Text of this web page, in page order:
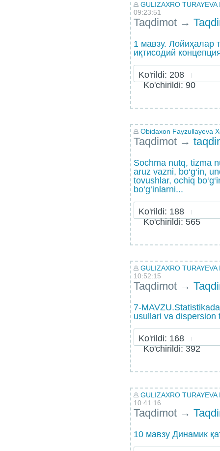
GULIZAXRO TURAYEVA
09:23:51
Taqdimot →
1 мавзу. Лойиҳалар
иқтисодий
Ko'rildi: 208
Ko'chirildi: 90
Obidaxon Fayzullayeva
Taqdimot →
Sochma nutq, tizma
aruz vazni, bo‘g‘in,
tovushlar, ochiq
bo‘g‘inlarni...
Ko'rildi: 188
Ko'chirildi: 565
GULIZAXRO TURAYEVA
10:52:15
Taqdimot →
7-
usullari va dispersion
Ko'rildi: 168
Ko'chirildi: 392
GULIZAXRO TURAYEVA
10:41:16
Taqdimot →
10 мавзу Динамик